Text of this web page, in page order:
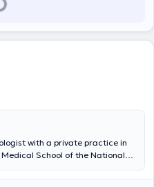
with a private practice in
School of the National
clinic of the General Hospital